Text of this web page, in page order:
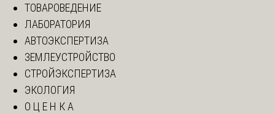
ТОВАРОВЕДЕНИЕ
ЛАБОРАТОРИЯ
АВТОЭКСПЕРТИЗА
ЗЕМЛЕУСТРОЙСТВО
СТРОЙЭКСПЕРТИЗА
ЭКОЛОГИЯ
О Ц Е Н К А